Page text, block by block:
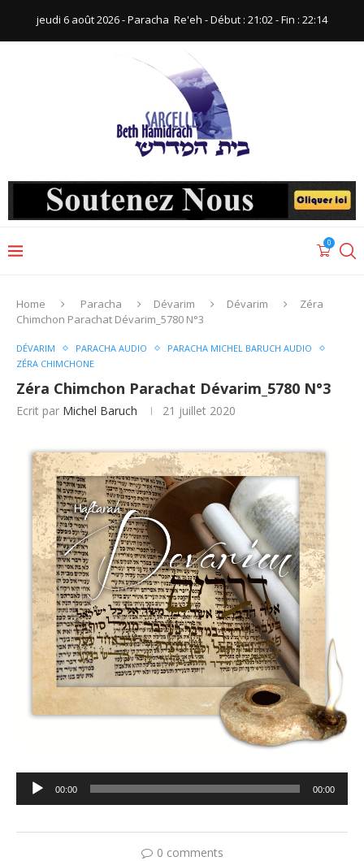
jeudi 6 août 2026 - Paracha ‪ Re'eh‬ - Début : 21:02‬ - Fin : ‪22:14‬
0
Home Paracha Dévarim Dévarim
Zéra
Chimchon Parachat Dévarim_5780 N°3
DÉVARIM PARACHA AUDIO
PARACHA MICHEL BARUCH AUDIO
ZÉRA CHIMCHONE
Zéra Chimchon Parachat Dévarim_5780 N°3
Ecrit par Michel Baruch 21 juillet 2020
Lecteur
audio
00:00 00:00
0 comments